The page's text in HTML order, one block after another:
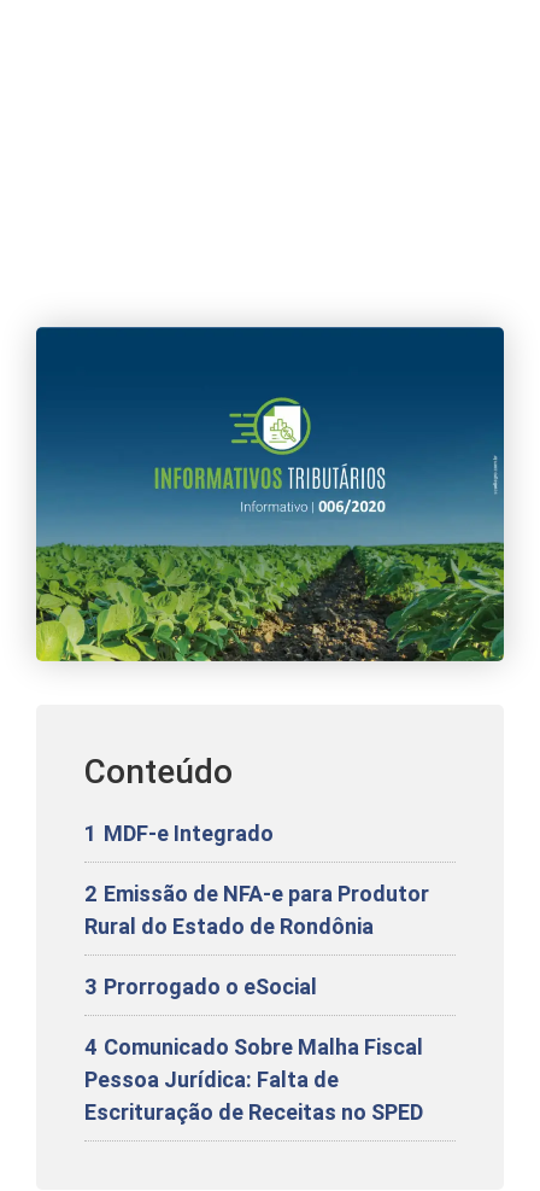
Conteúdo
1 MDF-e Integrado
2 Emissão de NFA-e para Produtor
Rural do Estado de Rondônia
3 Prorrogado o eSocial
4 Comunicado Sobre Malha Fiscal
Pessoa Jurídica: Falta de
Escrituração de Receitas no SPED